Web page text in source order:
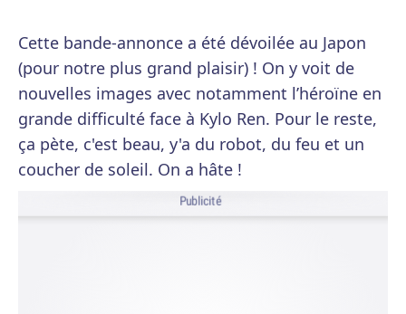
Cette bande-annonce a été dévoilée au Japon
(pour notre plus grand plaisir) ! On y voit de
nouvelles images avec notamment l’héroïne en
grande difficulté face à Kylo Ren. Pour le reste,
ça pète, c'est beau, y'a du robot, du feu et un
coucher de soleil. On a hâte !
Publicité